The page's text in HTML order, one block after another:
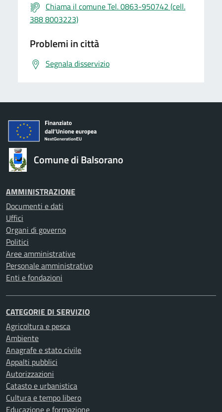
Chiama il comune Tel. 0863-950742 (cell.
388 8003223)
Problemi in città
Segnala disservizio
Comune di Balsorano
AMMINISTRAZIONE
Documenti e dati
Uffici
Organi di governo
Politici
Aree amministrative
Personale amministrativo
Enti e fondazioni
CATEGORIE DI SERVIZIO
Agricoltura e pesca
Ambiente
Anagrafe e stato civile
Appalti pubblici
Autorizzazioni
Catasto e urbanistica
Cultura e tempo libero
Educazione e formazione